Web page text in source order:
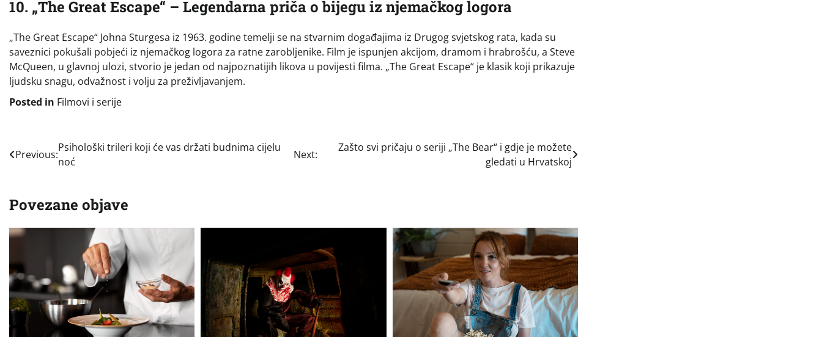
10. „The Great Escape“ – Legendarna priča o bijegu iz njemačkog logora
„The Great Escape“ Johna Sturgesa iz 1963. godine temelji se na stvarnim događajima iz Drugog svjetskog rata, kada su
saveznici pokušali pobjeći iz njemačkog logora za ratne zarobljenike. Film je ispunjen akcijom, dramom i hrabrošću, a Steve
McQueen, u glavnoj ulozi, stvorio je jedan od najpoznatijih likova u povijesti filma. „The Great Escape“ je klasik koji prikazuje
ljudsku snagu, odvažnost i volju za preživljavanjem.
Posted in Filmovi i serije
Navigacija
Previous:
Psihološki trileri koji će vas držati budnima cijelu
noć
Next:
Zašto svi pričaju o seriji „The Bear“ i gdje je možete
gledati u Hrvatskoj
Povezane objave